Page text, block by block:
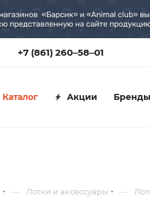
+7 (861) 260‒58‒01
Каталог Акции Бренды
— Лотки и аксессуары —